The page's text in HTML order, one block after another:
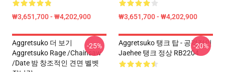
₩3,651,700 - ₩4,202,900 ₩3,651,700 - ₩4,202,900
Aggretsuko 더 보기
Aggretsuko Rage /Chainsaw
/Date 밤 창조적인 견면 벨벳
-25%
Aggretsuko 탱크 탑 - 공격적인
Jaehee 탱크 정상 RB2204
-20%